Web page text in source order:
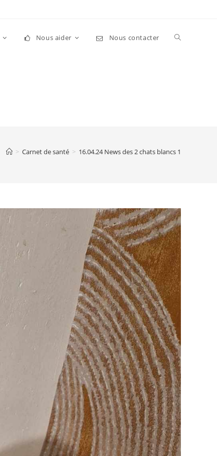
Nous aider Nous contacter Toggle
> Carnet de santé > 16.04.24 News des 2 chats blancs 1